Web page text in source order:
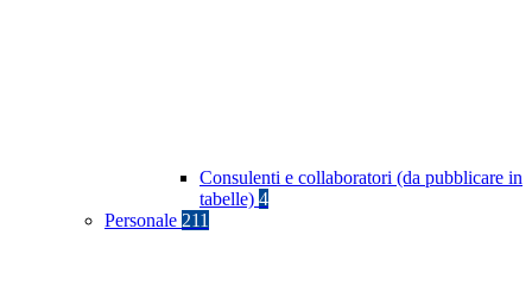
Consulenti e collaboratori (da pubblicare in
tabelle) 4
Personale 211